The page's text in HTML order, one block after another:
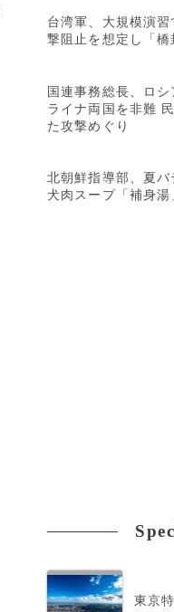
台湾軍、大規模演習
撃阻止を想定し「橋
国連事務総長、ロシ
ライナ両国を非難
た攻撃めぐり
北朝鮮指導部、夏バ
犬肉スープ「補身湯
東京